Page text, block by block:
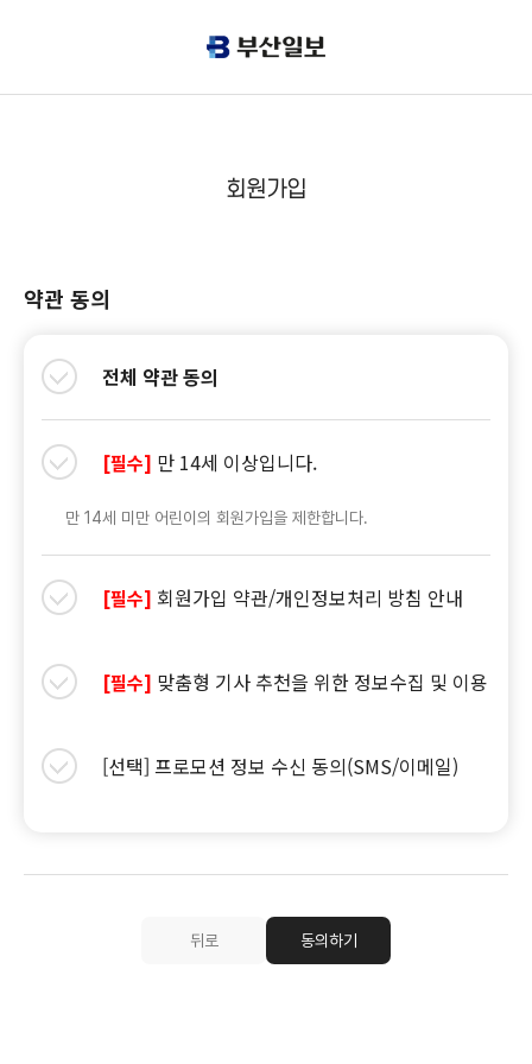
회원가입
약관 동의
전체 약관 동의
[필수] 만 14세 이상입니다.
만 14세 미만 어린이의 회원가입을 제한합니다.
[필수] 회원가입 약관/개인정보처리 방침 안내
[필수] 맞춤형 기사 추천을 위한 정보수집 및 이용
[선택] 프로모션 정보 수신 동의(SMS/이메일)
뒤로